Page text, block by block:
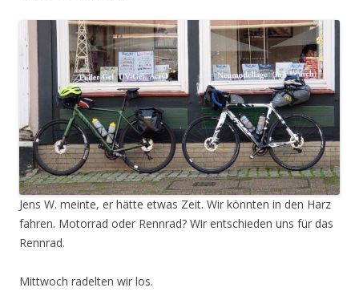
Jens W. meinte, er hätte etwas Zeit. Wir könnten in den Harz
fahren. Motorrad oder Rennrad? Wir entschieden uns für das
Rennrad.
Mittwoch radelten wir los.